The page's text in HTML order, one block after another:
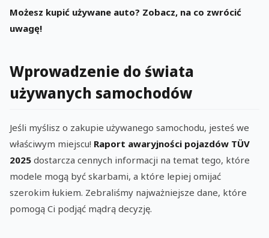
Możesz kupić używane auto? Zobacz, na co zwrócić
uwagę!
Wprowadzenie do świata
używanych samochodów
Jeśli myślisz o zakupie używanego samochodu, jesteś we
właściwym miejscu! Raport awaryjności pojazdów TÜV
2025 dostarcza cennych informacji na temat tego, które
modele mogą być skarbami, a które lepiej omijać
szerokim łukiem. Zebraliśmy najważniejsze dane, które
pomogą Ci podjąć mądrą decyzję.